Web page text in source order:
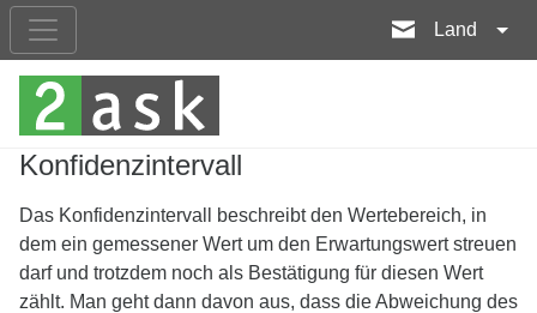
Land
Konfidenzintervall
Das Konfidenzintervall beschreibt den Wertebereich, in
dem ein gemessener Wert um den Erwartungswert streuen
darf und trotzdem noch als Bestätigung für diesen Wert
zählt. Man geht dann davon aus, dass die Abweichung des